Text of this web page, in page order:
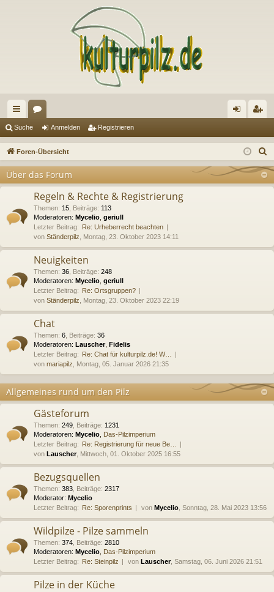
ch
ne
ug
en m
de
ist
re
Suche Anmelden Registrieren
Foren-Übersicht
Über das Forum
Regeln & Rechte & Registrierung
Themen: 15 Beiträge: 113
Moderatoren: Mycelio geriull
Letzter Beitrag: Re: Urheberrecht beachten
von Ständerpilz , Montag, 23. Oktober 2023 14:11
Neuigkeiten
Themen: 36 Beiträge: 248
Moderatoren: Mycelio geriull
Letzter Beitrag: Re: Ortsgruppen?
von Ständerpilz , Montag, 23. Oktober 2023 22:19
Chat
Themen: 6 Beiträge: 36
Moderatoren: Lauscher, Fidelis
Letzter Beitrag: Re: Chat für kulturpilz.de! W…
von mariapilz , Montag, 05. Januar 2026 21:35
Allgemeines rund um den Pilz
Gästeforum
Themen: 249 Beiträge: 1231
Moderatoren: Mycelio Das-Pilzimperium
Letzter Beitrag: Re: Registrierung für neue Be…
von Lauscher, Mittwoch, 01. Oktober 2025 16:55
Bezugsquellen
Themen: 383 Beiträge: 2317
Moderator: Mycelio
Letzter Beitrag: Re: Sporenprints von Mycelio , Sonntag, 28. Mai 2023 13:56
Wildpilze - Pilze sammeln
Themen: 374 Beiträge: 2810
Moderatoren: Mycelio Das-Pilzimperium
Letzter Beitrag: Re: Steinpilz von Lauscher, Samstag, 06. Juni 2026 21:51
Pilze in der Küche